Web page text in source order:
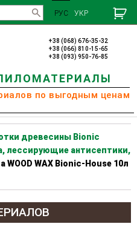
РУС УКР
+38 (068) 676-35-32
+38 (066) 810-15-65
+38 (093) 950-76-85
по выгодным ценам
древесины Bionic
лессирующие антисептики,
WOOD WAX Bionic-House 10л